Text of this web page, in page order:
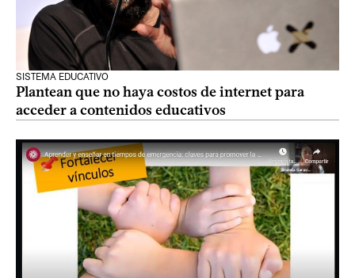
SISTEMA EDUCATIVO
Plantean que no haya costos de internet para
acceder a contenidos educativos